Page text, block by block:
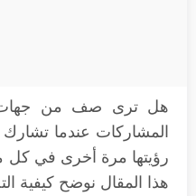
هل ترى صف من جهات
المشاركات عندما
رؤيتها مرة أخرى في
هذا المقال نوضح كيفية